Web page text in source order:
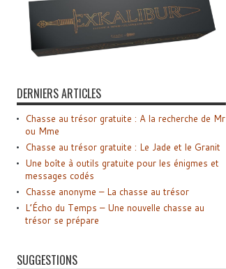
DERNIERS ARTICLES
Chasse au trésor gratuite : A la recherche de Mr
ou Mme
Chasse au trésor gratuite : Le Jade et le Granit
Une boîte à outils gratuite pour les énigmes et
messages codés
Chasse anonyme – La chasse au trésor
L’Écho du Temps – Une nouvelle chasse au
trésor se prépare
SUGGESTIONS